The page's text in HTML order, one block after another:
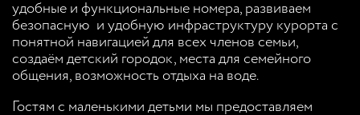
удобные и функциональные номера, развиваем
безопасную и удобную инфраструктуру курорта с
понятной навигацией для всех членов семьи,
создаём детский городок, места для семейного
общения, возможность отдыха на воде.
Гостям с маленькими детьми мы предоставляем